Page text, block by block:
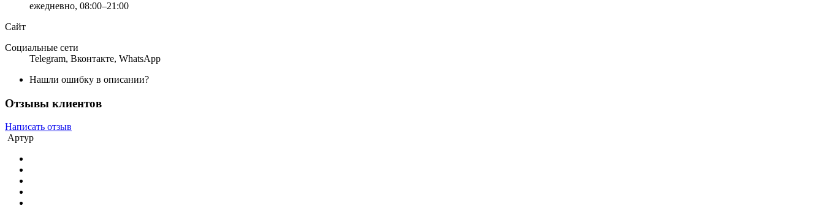
ежедневно, 08:00–21:00
Сайт
Социальные сети
Telegram, Вконтакте, WhatsApp
Нашли ошибку в описании?
Отзывы клиентов
Написать отзыв
Артур